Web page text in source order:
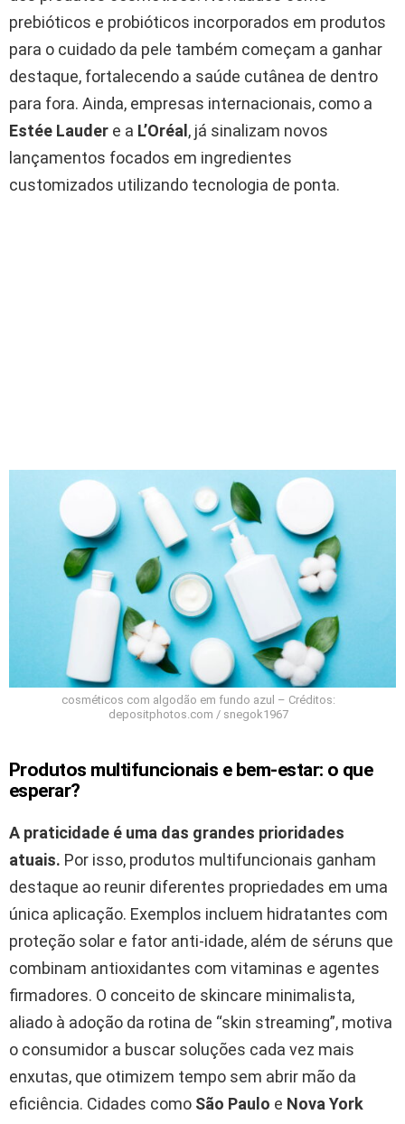
prebióticos e probióticos incorporados em produtos
para o cuidado da pele também começam a ganhar
destaque, fortalecendo a saúde cutânea de dentro
para fora. Ainda, empresas internacionais, como a
Estée Lauder e a L’Oréal , já sinalizam novos
lançamentos focados em ingredientes
customizados utilizando tecnologia de ponta.
cosméticos com algodão em fundo azul – Créditos:
depositphotos.com / snegok1967
Produtos multifuncionais e bem-estar: o que
esperar?
A praticidade é uma das grandes prioridades
atuais. Por isso, produtos multifuncionais ganham
destaque ao reunir diferentes propriedades em uma
única aplicação. Exemplos incluem hidratantes com
proteção solar e fator anti-idade, além de séruns que
combinam antioxidantes com vitaminas e agentes
firmadores. O conceito de skincare minimalista,
aliado à adoção da rotina de “skin streaming”, motiva
o consumidor a buscar soluções cada vez mais
enxutas, que otimizem tempo sem abrir mão da
eficiência. Cidades como São Paulo e Nova York